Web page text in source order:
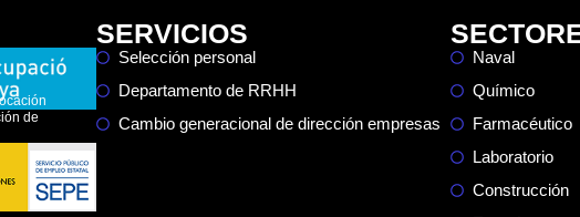
de
SERVICIOS
Selección personal
Departamento de RRHH
Cambio generacional de dirección empresas
Naval
Químico
Farmacéutico
Laboratorio
Construcción